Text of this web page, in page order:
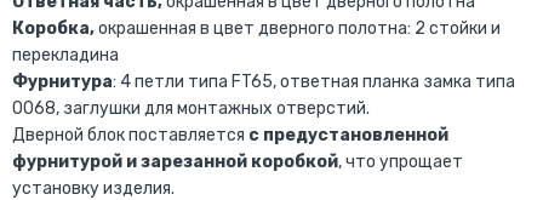
Коробка,окрашенная в цвет дверного полотна: 2 стойки и
перекладина
Фурнитура: 4 петли типа FT65, ответная планка замка типа
0068, заглушки для монтажных отверстий.
Дверной блок поставляется с предустановленной
фурнитурой и зарезанной коробкой, что упрощает
установку изделия.